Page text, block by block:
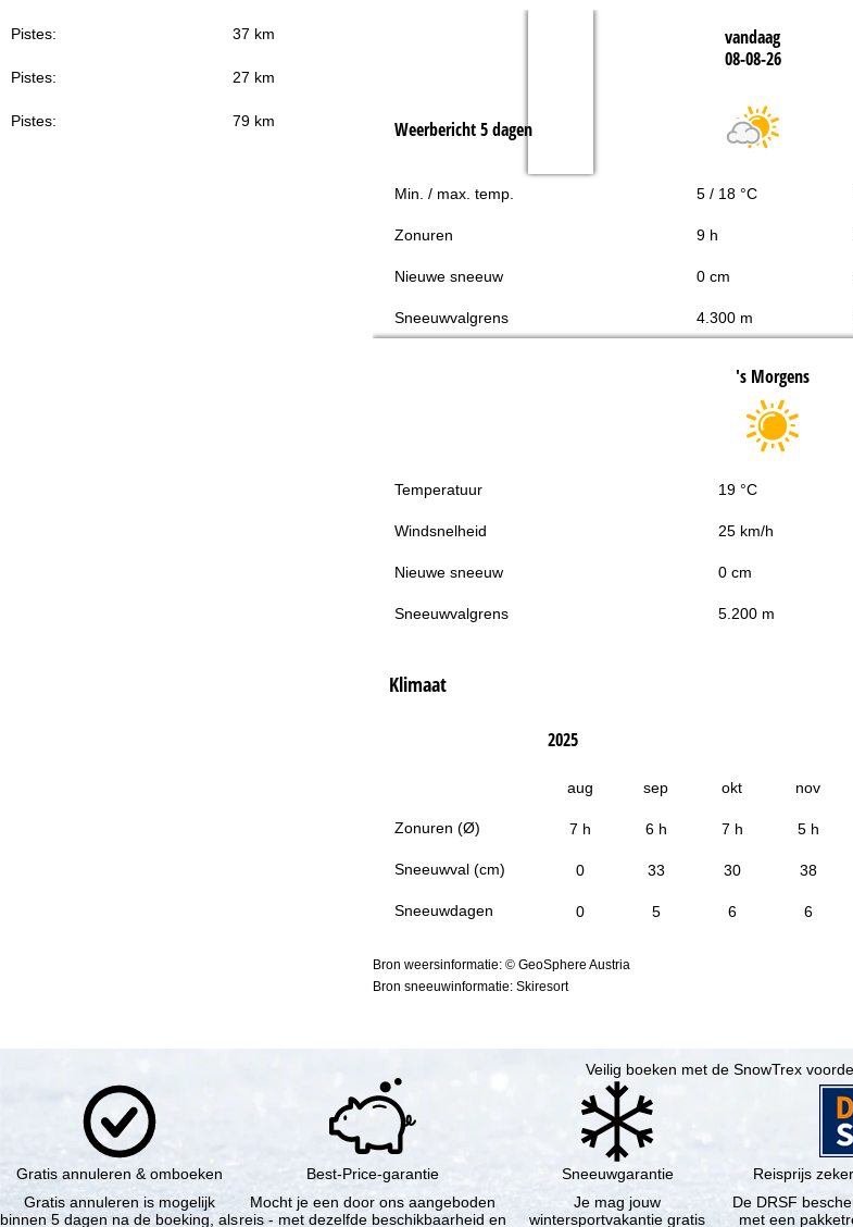
Pistes: 37 km
Pistes: 27 km
Pistes: 79 km
vandaag
08-08-26
Weerbericht 5 dagen
Min. / max. temp. 5 / 18 °C
Zonuren 9 h
Nieuwe sneeuw 0 cm
Sneeuwvalgrens 4.300 m
's Morgens
Temperatuur 19 °C
Windsnelheid 25 km/h
Nieuwe sneeuw 0 cm
Sneeuwvalgrens 5.200 m
Klimaat
Zonuren (Ø)
Sneeuwval (cm)
Sneeuwdagen
2025
aug sep okt nov
7 h 6 h 7 h 5 h
0 33 30 38
0 5 6 6
Bron weersinformatie: © GeoSphere Austria
Bron sneeuwinformatie: Skiresort
Veilig boeken met de SnowTrex
Gratis annuleren & omboeken
Gratis annuleren is mogelijk
binnen 5 dagen na de boeking, als
Best-Price-garantie
Mocht je een door ons aangeboden
reis - met dezelfde beschikbaarheid en
Sneeuwgarantie
Je mag jouw
wintersportvakantie gratis
Reisprijs
De DRSF
met een pakketreis of gekoppelde